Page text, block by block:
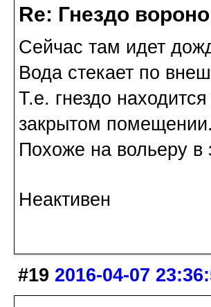
Re: Гнездо
Сейчас там идет
Вода стекает по
Т.е. гнездо
закрытом помещении.
Похоже на вольеру в
Неактивен
#19 2016-04-07